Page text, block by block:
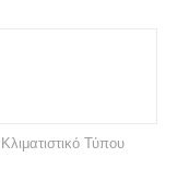
Τύπου